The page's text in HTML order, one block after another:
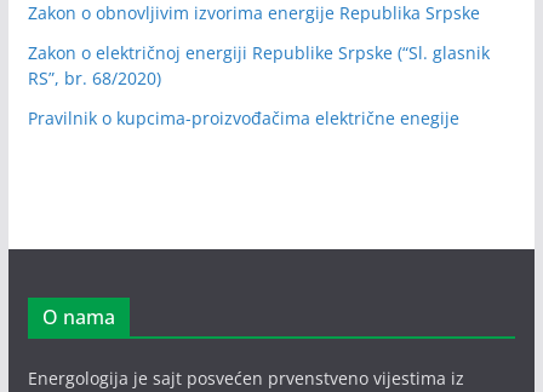
Zakon o obnovljivim izvorima energije Republika Srpske
Zakon o električnoj energiji Republike Srpske (“Sl. glasnik
RS”, br. 68/2020)
Pravilnik o kupcima-proizvođačima električne enegije
O nama
Energologija je sajt posvećen prvenstveno vijestima iz